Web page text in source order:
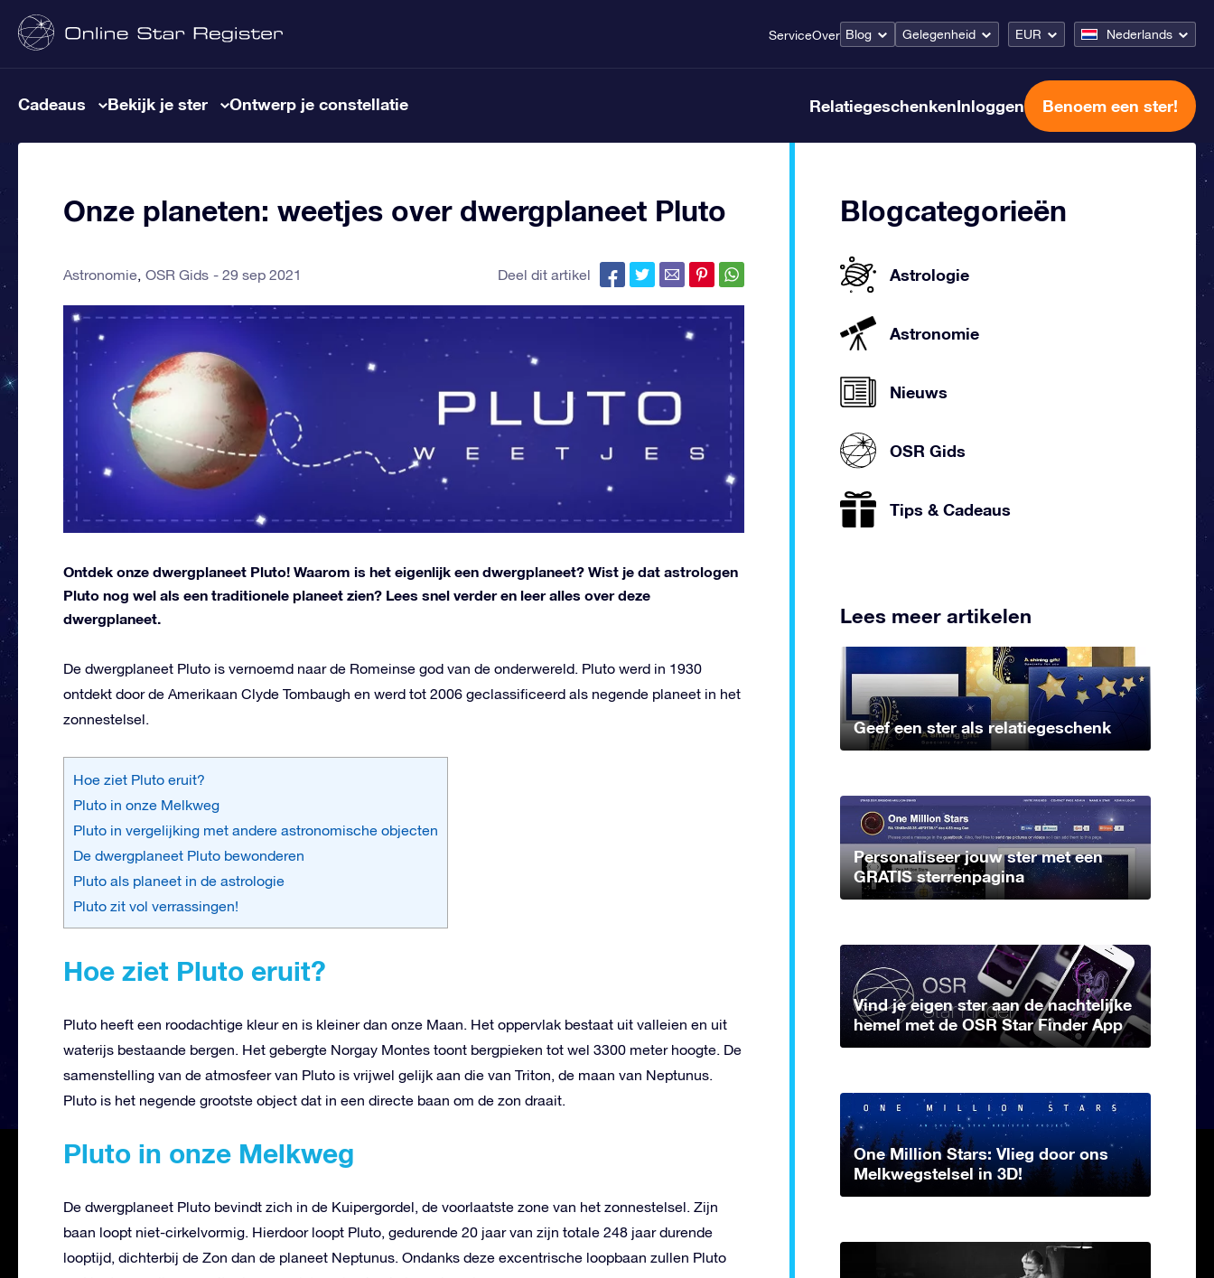
ServiceOver Blog Gelegenheid EUR Nederlands
Cadeaus Bekijk je ster Ontwerp je constellatie RelatiegeschenkenInloggen Benoem een ster!
Onze planeten: weetjes over dwergplaneet Pluto
Astronomie OSR Gids 29 sep 2021 Deel dit artikel
Ontdek onze dwergplaneet Pluto! Waarom is het eigenlijk een dwergplaneet? Wist je dat astrologen
Pluto nog wel als een traditionele planeet zien? Lees snel verder en leer alles over deze
dwergplaneet.
De dwergplaneet Pluto is vernoemd naar de Romeinse god van de onderwereld. Pluto werd in 1930
ontdekt door de Amerikaan Clyde Tombaugh en werd tot 2006 geclassificeerd als negende planeet in het
zonnestelsel.
Hoe ziet Pluto eruit?
Pluto in onze Melkweg
Pluto in vergelijking met andere astronomische objecten
De dwergplaneet Pluto bewonderen
Pluto als planeet in de astrologie
Pluto zit vol verrassingen!
Hoe ziet Pluto eruit?
Pluto heeft een roodachtige kleur en is kleiner dan onze Maan. Het oppervlak bestaat uit valleien en uit
waterijs bestaande bergen. Het gebergte Norgay Montes toont bergpieken tot wel 3300 meter hoogte. De
samenstelling van de atmosfeer van Pluto is vrijwel gelijk aan die van Triton, de maan van Neptunus.
Pluto is het negende grootste object dat in een directe baan om de zon draait.
Pluto in onze Melkweg
De dwergplaneet Pluto bevindt zich in de Kuipergordel, de voorlaatste zone van het zonnestelsel. Zijn
baan loopt niet-cirkelvormig. Hierdoor loopt Pluto, gedurende 20 jaar van zijn totale 248 jaar durende
looptijd, dichterbij de Zon dan de planeet Neptunus. Ondanks deze excentrische loopbaan zullen Pluto
Blogcategorieën
Astrologie
Astronomie
Nieuws
OSR Gids
Tips & Cadeaus
Lees meer artikelen
Geef een ster als relatiegeschenk
Personaliseer jouw ster met een
GRATIS sterrenpagina
Vind je eigen ster aan de nachtelijke
hemel met de OSR Star Finder App
One Million Stars: Vlieg door ons
Melkwegstelsel in 3D!